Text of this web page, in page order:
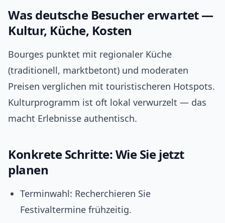
Was deutsche Besucher erwartet —
Kultur, Küche, Kosten
Bourges punktet mit regionaler Küche
(traditionell, marktbetont) und moderaten
Preisen verglichen mit touristischeren Hotspots.
Kulturprogramm ist oft lokal verwurzelt — das
macht Erlebnisse authentisch.
Konkrete Schritte: Wie Sie jetzt
planen
Terminwahl: Recherchieren Sie
Festivaltermine frühzeitig.